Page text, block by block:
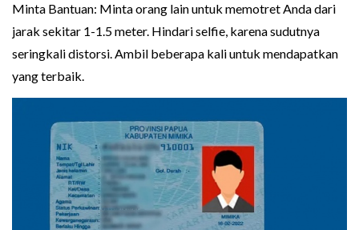
Minta Bantuan: Minta orang lain untuk memotret Anda dari
jarak sekitar 1-1.5 meter. Hindari selfie, karena sudutnya
seringkali distorsi. Ambil beberapa kali untuk mendapatkan
yang terbaik.